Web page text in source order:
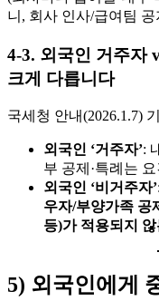
니, 회사 인사/급여팀
4-3. 외국인 거주자
크게 다릅니다
국세청 안내(2026.1.7)
외국인 ‘거주자’:
부 공제·특례는
외국인 ‘비거주자’
우자/부양가족 공
등)가 적용되지 않
5) 외국인에게